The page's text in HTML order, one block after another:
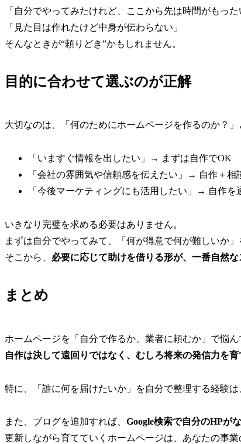
「自分でやってみたけれど、ここから先は時間がもった
「見た目は作れたけど中身が伝わらない」
そんなときが“頼りどき”かもしれません。
目的に合わせて選ぶのが正解
大切なのは、「何のためにホームページを作るのか？
「いますぐ情報を出したい」→ まずは自作でOK
「会社の雰囲気や信頼感を伝えたい」→ 自作＋相
「今後マーケティングにも活用したい」→ 自作
いきなり完璧を求める必要はありません。
まずは自分でやってみて、「何が得意で何が難しいか」
そこから、 必要に応じて助けを借りる形が、一番自然
まとめ
ホームページを「自分で作るか、業者に頼むか」で悩ん
自作は決して遠回りではなく、むしろ将来の発信力を
特に、「誰に何を届けたいか」を自分で整理する経験
また、ブログを追加すれば、 Google検索で自分のHPが
更新しながら育てていくホームページは、あなたの事